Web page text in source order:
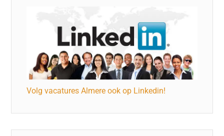
Volg vacatures Almere ook op Linkedin!